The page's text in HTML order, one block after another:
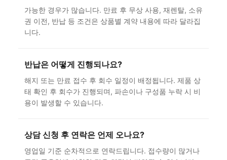
가능한 경우가 많습니다. 만료 후 무상 사용, 재렌탈, 소유
권 이전, 반납 등 조건은 상품별 계약 내용에 따라 달라집
니다.
반납은 어떻게 진행되나요?
해지 또는 만료 접수 후 회수 일정이 배정됩니다. 제품 상
태 확인 후 회수가 진행되며, 파손이나 구성품 누락 시 비
용이 발생할 수 있습니다.
상담 신청 후 연락은 언제 오나요?
영업일 기준 순차적으로 연락드립니다. 접수량이 많거나